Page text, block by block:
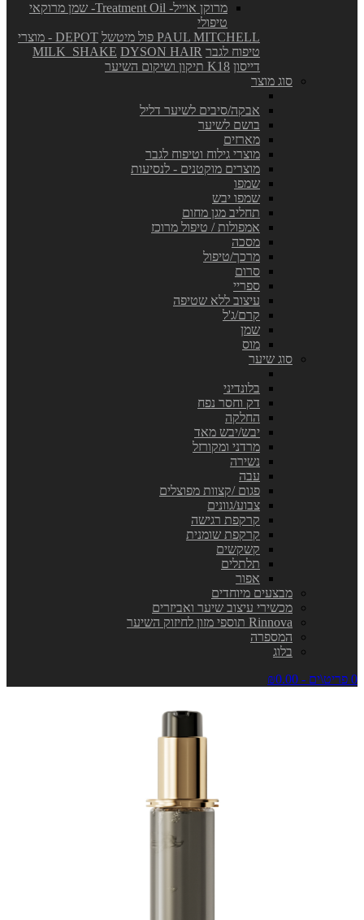
מרוקן אוייל- Treatment Oil- שמן מרוקאי
טיפולי
PAUL MITCHELL פול מיטשל
DEPOT - מוצרי
טיפוח לגבר
MILK_SHAKE DYSON HAIR
דייסון K18 תיקון ושיקום השיער
סוג מוצר
אבקה/סיבים לשיער דליל
בושם לשיער
מארזים
מוצרי גילוח וטיפוח לגבר
מוצרים מוקטנים - לנסיעות
שמפו
שמפו יבש
תחליב מגן מחום
אמפולות / טיפול מרוכז
מסכה
מרכך/טיפול
סרום
ספריי
עיצוב ללא שטיפה
קרם/ג'ל
שמן
מוס
סוג שיער
בלונדיני
דק וחסר נפח
החלקה
יבש/יבש מאד
מרדני ומקורזל
נשירה
עבה
פגום /קצוות מפוצלים
צבוע/גוונים
קרקפת רגישה
קרקפת שומנית
קשקשים
תלתלים
אפור
מבצעים מיוחדים
מכשירי עיצוב שיער ואביזרים
Rinnova תוספי מזון לחיזוק השיער
המספרה
בלוג
0 פריט\ים - ₪0.00